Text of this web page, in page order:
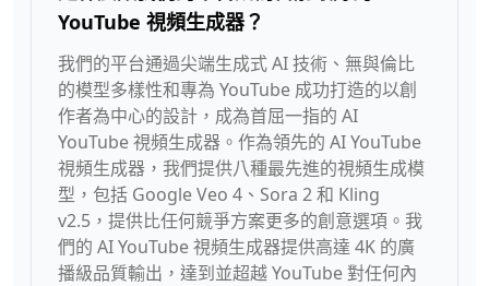
YouTube 視頻生成器？
我們的平台通過尖端生成式 AI 技術、無與倫比
的模型多樣性和專為 YouTube 成功打造的以創
作者為中心的設計，成為首屈一指的 AI
YouTube 視頻生成器。作為領先的 AI YouTube
視頻生成器，我們提供八種最先進的視頻生成模
型，包括 Google Veo 4、Sora 2 和 Kling
v2.5，提供比任何競爭方案更多的創意選項。我
們的 AI YouTube 視頻生成器提供高達 4K 的廣
播級品質輸出，達到並超越 YouTube 對任何內